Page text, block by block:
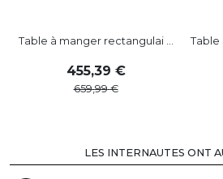
Table à manger rectangulai ...
455,39
659,99
Table
LES INTERNAUTES ONT